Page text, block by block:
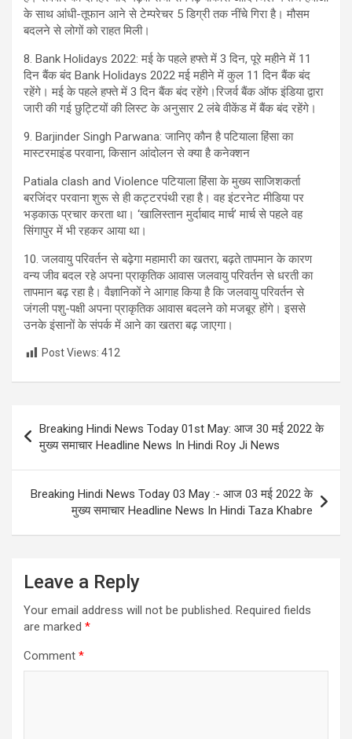
के सा‍थ आंधी-तूफान आने से टेम्‍परेचर 5 डिग्री तक नींचे गिरा है। मौसम
बदलने से लोगों को राहत मिली।
8. Bank Holidays 2022: मई के पहले हफ्ते में 3 दिन, पूरे महीने में 11
दिन बैंक बंद Bank Holidays 2022 मई महीने में कुल 11 दिन बैंक बंद
रहेंगे। मई के पहले हफ्ते में 3 दिन बैंक बंद रहेंगे।रिजर्व बैंक ऑफ इंडिया द्वारा
जारी की गई छुट्टियों की लिस्ट के अनुसार 2 लंबे वीकेंड में बैंक बंद रहेंगे।
9. Barjinder Singh Parwana: जानिए काैन है पटियाला हिंसा का
मास्टरमाइंड परवाना, किसान आंदोलन से क्या है कनेक्शन
Patiala clash and Violence पटियाला हिंसा के मुख्य साजिशकर्ता
बरजिंदर परवाना शुरू से ही कट्टरपंथी रहा है। वह इंटरनेट मीडिया पर
भड़काऊ प्रचार करता था। ‘खालिस्तान मुर्दाबाद मार्च’ मार्च से पहले वह
सिंगापुर में भी रहकर आया था।
10. जलवायु परिवर्तन से बढ़ेगा महामारी का खतरा, बढ़ते तापमान के कारण
वन्य जीव बदल रहे अपना प्राकृतिक आवास जलवायु परिवर्तन से धरती का
तापमान बढ़ रहा है। वैज्ञानिकों ने आगाह किया है कि जलवायु परिवर्तन से
जंगली पशु-पक्षी अपना प्राकृतिक आवास बदलने को मजबूर होंगे। इससे
उनके इंसानों के संपर्क में आने का खतरा बढ़ जाएगा।
Post Views: 412
navigation
Breaking Hindi News Today 01st May: आज 30 मई 2022 के
मुख्य समाचार Headline News In Hindi Roy Ji News
Breaking Hindi News Today 03 May :- आज 03 मई 2022 के
मुख्य समाचार Headline News In Hindi Taza Khabre
Leave a Reply
Your email address will not be published. Required fields
are marked *
Comment *